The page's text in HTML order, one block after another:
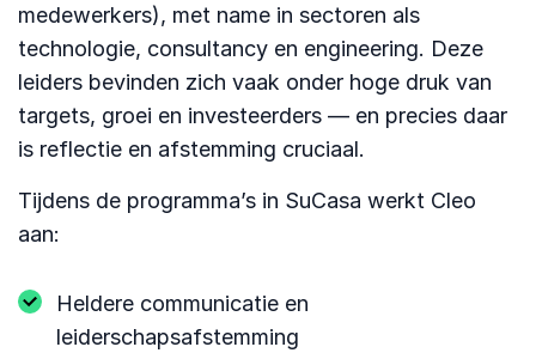
medewerkers), met name in sectoren als
technologie, consultancy en engineering. Deze
leiders bevinden zich vaak onder hoge druk van
targets, groei en investeerders — en precies daar
is reflectie en afstemming cruciaal.
Tijdens de programma’s in SuCasa werkt Cleo
aan:
Heldere communicatie en
leiderschapsafstemming